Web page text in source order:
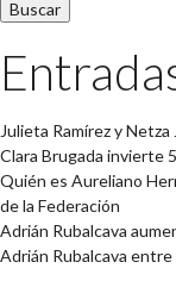
Julieta Ramírez y
Clara Brugada invierte
Quién es Aureliano
de la Federación
Adrián Rubalcava
Adrián Rubalcava